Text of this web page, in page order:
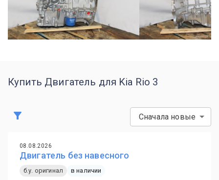
Купить Двигатель для Kia Rio 3
Сначала новые
08.08.2026
Двигатель без навесного
б.у. оригинал в наличии